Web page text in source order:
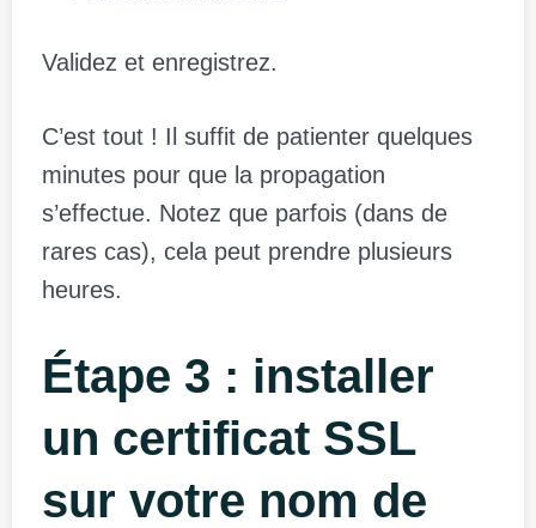
Validez et enregistrez.
C’est tout ! Il suffit de patienter quelques
minutes pour que la propagation
s’effectue. Notez que parfois (dans de
rares cas), cela peut prendre plusieurs
heures.
Étape 3 : installer
un certificat SSL
sur votre nom de